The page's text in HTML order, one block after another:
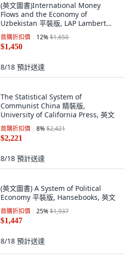
(英文圖書)International Money
Flows and the Economy of
Uzbekistan 平裝版, LAP Lambert
Academic Publis..., 英文
首購折扣價 12%$1,650
$1,450
8/18 預計送達
The Statistical System of
Communist China 精裝版,
University of California Press, 英文
首購折扣價 8%$2,421
$2,221
8/18 預計送達
(英文圖書) A System of Political
Economy 平裝版, Hansebooks, 英文
首購折扣價 25%$1,937
$1,447
8/18 預計送達